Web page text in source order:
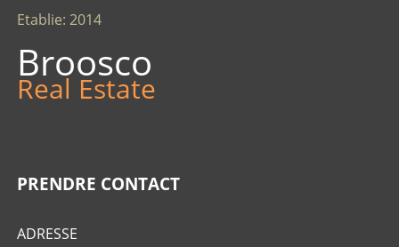
Etablie: 2014
Broosco
Real Estate
PRENDRE CONTACT
ADRESSE